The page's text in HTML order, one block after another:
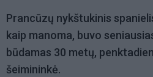
Prancūzų nykštukinis
kaip manoma, buvo
būdamas 30 metų,
šeimininkė.